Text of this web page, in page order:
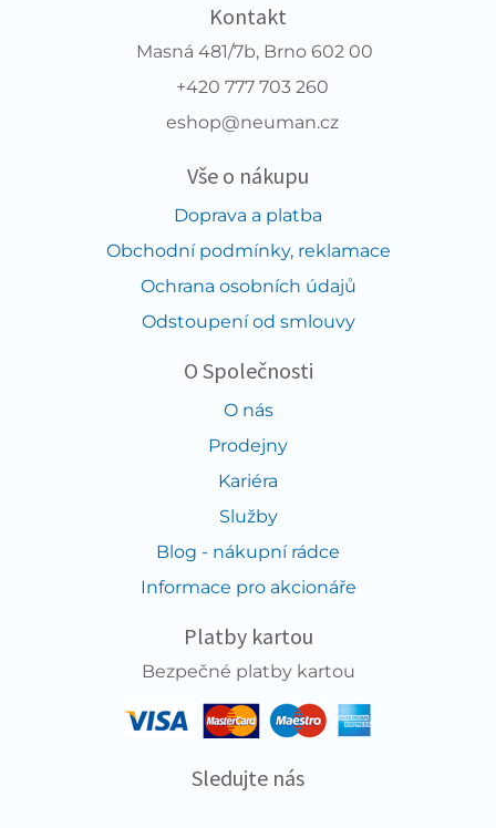
Kontakt
Masná 481/7b, Brno 602 00
+420 777 703 260
eshop@neuman.cz
Vše o nákupu
Doprava a platba
Obchodní podmínky, reklamace
Ochrana osobních údajů
Odstoupení od smlouvy
O Společnosti
O nás
Prodejny
Kariéra
Služby
Blog - nákupní rádce
Informace pro akcionáře
Platby kartou
Bezpečné platby kartou
Sledujte nás